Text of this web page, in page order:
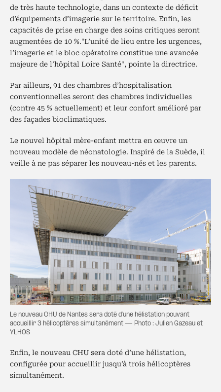
de très haute technologie, dans un contexte de déficit
d’équipements d’imagerie sur le territoire. Enfin, les
capacités de prise en charge des soins critiques seront
augmentées de 10 %."L’unité de lieu entre les urgences,
l’imagerie et le bloc opératoire constitue une avancée
majeure de l’hôpital Loire Santé", pointe la directrice.
Par ailleurs, 91 des chambres d’hospitalisation
conventionnelles seront des chambres individuelles
(contre 45 % actuellement) et leur confort amélioré par
des façades bioclimatiques.
Le nouvel hôpital mère-enfant mettra en œuvre un
nouveau modèle de néonatologie. Inspiré de la Suède, il
veille à ne pas séparer les nouveau-nés et les parents.
Le nouveau CHU de Nantes sera doté d’une hélistation pouvant
accueillir 3 hélicoptères simultanément — Photo : Julien Gazeau et
YLHOS
Enfin, le nouveau CHU sera doté d’une hélistation,
configurée pour accueillir jusqu’à trois hélicoptères
simultanément.